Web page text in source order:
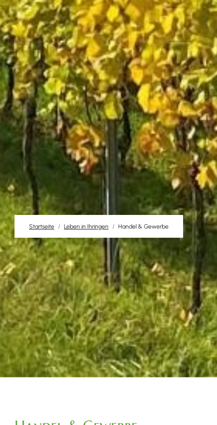
Startseite Leben in Ihringen Handel & Gewerbe